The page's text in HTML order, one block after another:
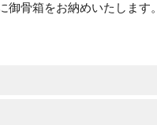
御骨箱をお納めいたします。